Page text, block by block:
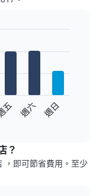
五 週六 週日
？
，即可節省費用。至少